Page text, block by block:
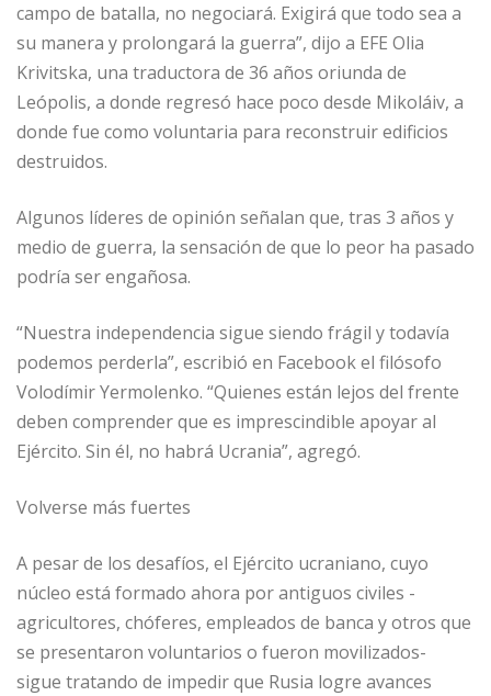
campo de batalla, no negociará. Exigirá que todo sea a
su manera y prolongará la guerra”, dijo a EFE Olia
Krivitska, una traductora de 36 años oriunda de
Leópolis, a donde regresó hace poco desde Mikoláiv, a
donde fue como voluntaria para reconstruir edificios
destruidos.
Algunos líderes de opinión señalan que, tras 3 años y
medio de guerra, la sensación de que lo peor ha pasado
podría ser engañosa.
“Nuestra independencia sigue siendo frágil y todavía
podemos perderla”, escribió en Facebook el filósofo
Volodímir Yermolenko. “Quienes están lejos del frente
deben comprender que es imprescindible apoyar al
Ejército. Sin él, no habrá Ucrania”, agregó.
Volverse más fuertes
A pesar de los desafíos, el Ejército ucraniano, cuyo
núcleo está formado ahora por antiguos civiles -
agricultores, chóferes, empleados de banca y otros que
se presentaron voluntarios o fueron movilizados-
sigue tratando de impedir que Rusia logre avances